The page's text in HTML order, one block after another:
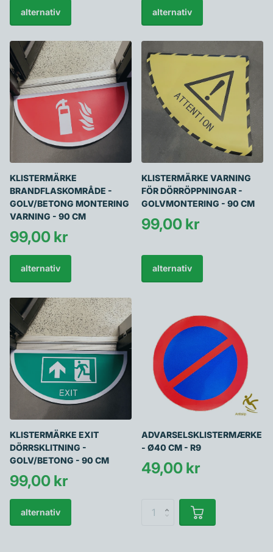
alternativ alternativ
KLISTERMÄRKE
BRANDFLASKOMRÅDE -
GOLV/BETONG MONTERING
VARNING - 90 CM
99,00 kr
alternativ
KLISTERMÄRKE VARNING
FÖR DÖRRÖPPNINGAR -
GOLVMONTERING - 90 CM
99,00 kr
alternativ
KLISTERMÄRKE EXIT
DÖRRSKLITNING -
GOLV/BETONG - 90 CM
99,00 kr
alternativ
ADVARSELSKLISTERMÆRKE
- Ø40 CM - R9
49,00 kr